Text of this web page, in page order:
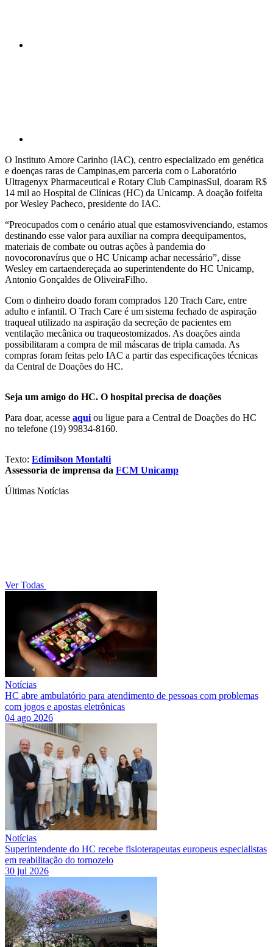
O Instituto Amore Carinho (IAC), centro especializado em genética
e doenças raras de Campinas,em parceria com o Laboratório
Ultragenyx Pharmaceutical e Rotary Club CampinasSul, doaram R$
14 mil ao Hospital de Clínicas (HC) da Unicamp. A doação foifeita
por Wesley Pacheco, presidente do IAC.
“Preocupados com o cenário atual que estamosvivenciando, estamos
destinando esse valor para auxiliar na compra deequipamentos,
materiais de combate ou outras ações à pandemia do
novocoronavírus que o HC Unicamp achar necessário”, disse
Wesley em cartaendereçada ao superintendente do HC Unicamp,
Antonio Gonçaldes de OliveiraFilho.
Com o dinheiro doado foram comprados 120 Trach Care, entre
adulto e infantil. O Trach Care é um sistema fechado de aspiração
traqueal utilizado na aspiração da secreção de pacientes em
ventilação mecânica ou traqueostomizados. As doações ainda
possibilitaram a compra de mil máscaras de tripla camada. As
compras foram feitas pelo IAC a partir das especificações técnicas
da Central de Doações do HC.
Seja um amigo do HC. O hospital precisa de doações
Para doar, acesse aqui ou ligue para a Central de Doações do HC
no telefone (19) 99834-8160.
Texto: Edimilson Montalti
Assessoria de imprensa da FCM Unicamp
Últimas Notícias
Ver Todas
Notícias
HC abre ambulatório para atendimento de pessoas com problemas
com jogos e apostas eletrônicas
04 ago 2026
Notícias
Superintendente do HC recebe fisioterapeutas europeus especialistas
em reabilitação do tornozelo
30 jul 2026